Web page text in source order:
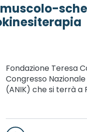
Fondazione Teresa
Congresso
(ANIK) che si terrà a